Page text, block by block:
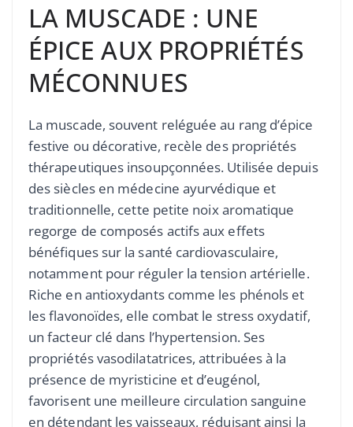
LA MUSCADE : UNE
ÉPICE AUX PROPRIÉTÉS
MÉCONNUES
La muscade, souvent reléguée au rang d’épice
festive ou décorative, recèle des propriétés
thérapeutiques insoupçonnées. Utilisée depuis
des siècles en médecine ayurvédique et
traditionnelle, cette petite noix aromatique
regorge de composés actifs aux effets
bénéfiques sur la santé cardiovasculaire,
notamment pour réguler la tension artérielle.
Riche en antioxydants comme les phénols et
les flavonoïdes, elle combat le stress oxydatif,
un facteur clé dans l’hypertension. Ses
propriétés vasodilatatrices, attribuées à la
présence de myristicine et d’eugénol,
favorisent une meilleure circulation sanguine
en détendant les vaisseaux, réduisant ainsi la